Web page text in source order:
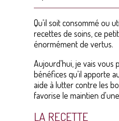
Qu'il soit consommé ou
recettes de soins, ce
énormément de vertus.
Aujourd'hui, je vais vous
bénéfices qu'il apporte
aide à lutter contre les
favorise le maintien
LA RECETTE